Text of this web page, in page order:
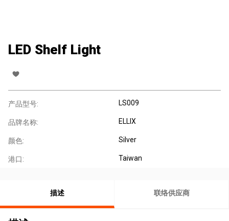
LED Shelf Light
产品型号: LS009
品牌名称: ELLIX
颜色: Silver
港口: Taiwan
描述 联络供应商